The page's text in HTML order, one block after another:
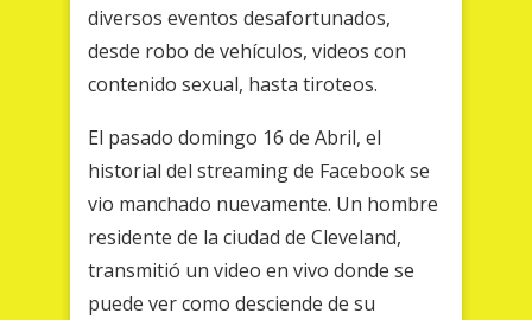
diversos eventos desafortunados,
desde robo de vehículos, videos con
contenido sexual, hasta tiroteos.
El pasado domingo 16 de Abril, el
historial del streaming de Facebook se
vio manchado nuevamente. Un hombre
residente de la ciudad de Cleveland,
transmitió un video en vivo donde se
puede ver como desciende de su